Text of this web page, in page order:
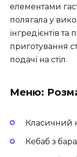
елементами
полягала у
інгредієнтів та
приготування
подачі на стіл.
Меню:
Класичний
Кебаб з